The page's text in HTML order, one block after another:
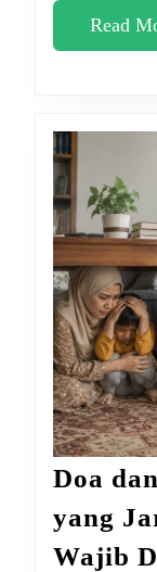
Read
Doa
yang
Wajib